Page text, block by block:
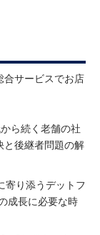
合サービスでお店
ら続く老舗の社
と後継者問題の解
寄り添うデットフ
成長に必要な時